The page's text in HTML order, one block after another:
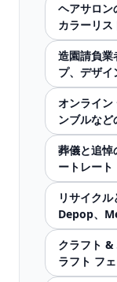
ヘアサロン
カラーリ
造園請負業
プ、デザイ
オンライ
ンブルな
葬儀と追悼
ートレート
リサイク
Depop、
クラフト &
ラフト フ